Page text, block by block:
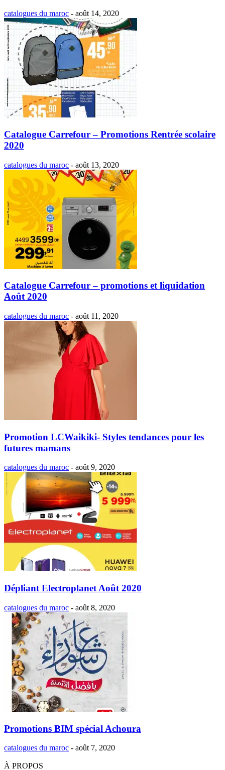
catalogues du maroc - août 14, 2020
Catalogue Carrefour – Promotions Rentrée scolaire
2020
catalogues du maroc - août 13, 2020
Catalogue Carrefour – promotions et liquidation
Août 2020
catalogues du maroc - août 11, 2020
Promotion LCWaikiki- Styles tendances pour les
futures mamans
catalogues du maroc - août 9, 2020
Dépliant Electroplanet Août 2020
catalogues du maroc - août 8, 2020
Promotions BIM spécial Achoura
catalogues du maroc - août 7, 2020
À PROPOS